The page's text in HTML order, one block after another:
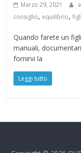
Marzo 29, 2021
consiglio, equilibrio,figli
Quando farete un
manuali,
fornirvi la
Leggi tutto